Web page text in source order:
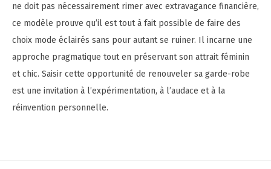
ne doit pas nécessairement rimer avec extravagance financière,
ce modèle prouve qu’il est tout à fait possible de faire des
choix mode éclairés sans pour autant se ruiner. Il incarne une
approche pragmatique tout en préservant son attrait féminin
et chic. Saisir cette opportunité de renouveler sa garde-robe
est une invitation à l’expérimentation, à l’audace et à la
réinvention personnelle.